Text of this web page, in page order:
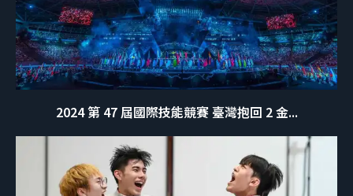
2024 第 47 屆國際技能競賽 臺灣抱回 2 金...